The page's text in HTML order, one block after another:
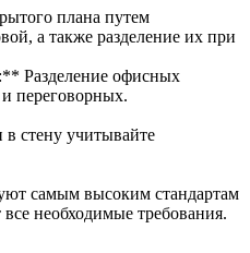
плана путем
а также разделение их при
Разделение офисных
переговорных.
стену учитывайте
самым высоким стандартам
необходимые требования.